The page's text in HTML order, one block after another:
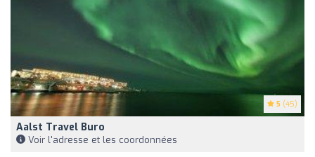
5 (45)
Aalst Travel Buro
Voir l'adresse et les coordonnées